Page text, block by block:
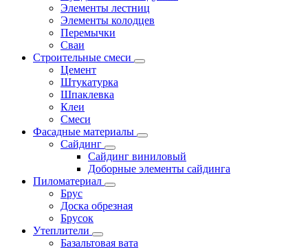
Элементы лестниц
Элементы колодцев
Перемычки
Сваи
Строительные смеси
Цемент
Штукатурка
Шпаклевка
Клеи
Смеси
Фасадные материалы
Сайдинг
Сайдинг виниловый
Доборные элементы сайдинга
Пиломатериал
Брус
Доска обрезная
Брусок
Утеплители
Базальтовая вата